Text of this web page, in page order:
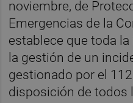
noviembre, de
Emergencias de la
establece que toda
la gestión de un
gestionado por el
disposición de todos